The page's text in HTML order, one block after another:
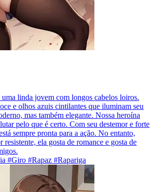
uma linda jovem com longos cabelos loiros.
e olhos azuis cintilantes que iluminam seu
mas também elegante. Nossa heroína
pelo que é certo. Com seu destemor e forte
sempre pronta para a ação. No entanto,
resistente, ela gosta de romance e gosta de
#Giro #Rapaz #Rapariga